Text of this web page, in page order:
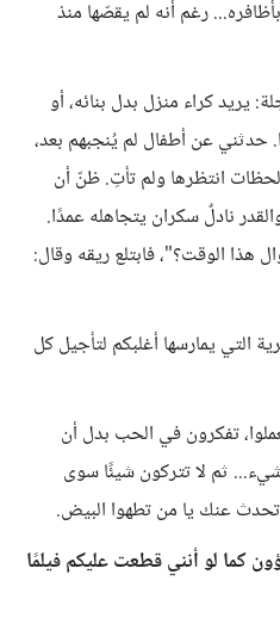
رغم أنه لم يقصّها منذ
يريد كراء منزل بدل بنائه، أو
حدثني عن أطفال لم يُنجبهم بعد،
انتظرها ولم تأتِ. ظنّ أن
نادلٌ سكران يتجاهله عمدًا.
هذا الوقت؟"، فابتلع ريقه وقال:
التي يمارسها أغلبكم لتأجيل كل
تفكرون في الحب بدل أن
ثم لا تتركون شيئًا سوى
عنك يا من تطهوا البيض.
كما لو أنني قطعت عليكم فيلمًا